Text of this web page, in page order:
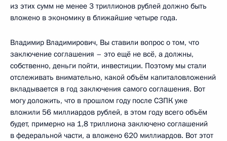
из этих сумм не менее 3 триллионов рублей должно быть
вложено в экономику в ближайшие четыре года.
Владимир Владимирович, Вы ставили вопрос о том, что
заключение соглашения – это ещё не всё, а должны,
собственно, деньги пойти, инвестиции. Поэтому мы стали
отслеживать внимательно, какой объём капиталовложений
вкладывается в год заключения самого соглашения. Вот
могу доложить, что в прошлом году после СЗПК уже
вложили 56 миллиардов рублей, в этом году всего объём
будет, примерно на 1,8 триллиона заключено соглашений
в федеральной части, а вложено 620 миллиардов. Вот этот